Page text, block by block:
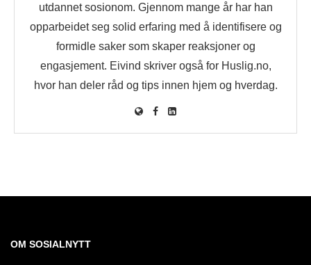
utdannet sosionom. Gjennom mange år har han
opparbeidet seg solid erfaring med å identifisere og
formidle saker som skaper reaksjoner og
engasjement. Eivind skriver også for Huslig.no,
hvor han deler råd og tips innen hjem og hverdag.
OM SOSIALNYTT